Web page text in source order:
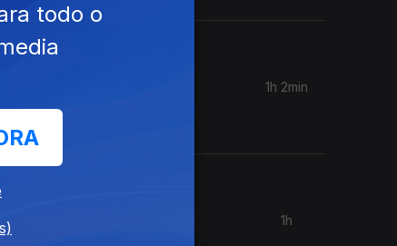
1h 2min
a
1h
todo o